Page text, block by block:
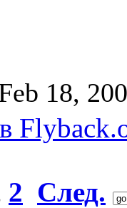
18,
2 След.